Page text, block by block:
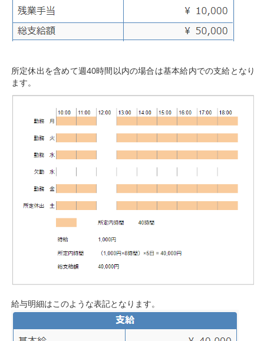
所定休出を含めて週40時間以内の場合は基本給内での支給となり
ます。
給与明細はこのような表記となります。